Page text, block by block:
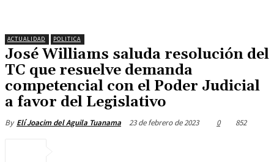
ACTUALIDAD POLITICA
José Williams saluda resolución del
TC que resuelve demanda
competencial con el Poder Judicial
a favor del Legislativo
By Elí Joacim del Aguila Tuanama 23 de febrero de 2023 0 852